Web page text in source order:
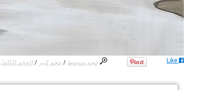
حجم متوسط / حجم كبير / الحجم الكامل Like